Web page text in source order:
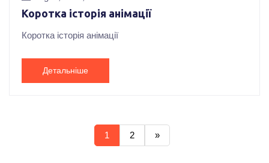
Коротка історія анімації
Коротка історія анімації
Детальніше
1 2 »